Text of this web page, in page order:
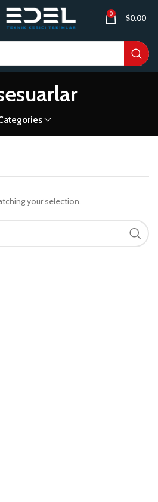
0 $0.00
your selection.